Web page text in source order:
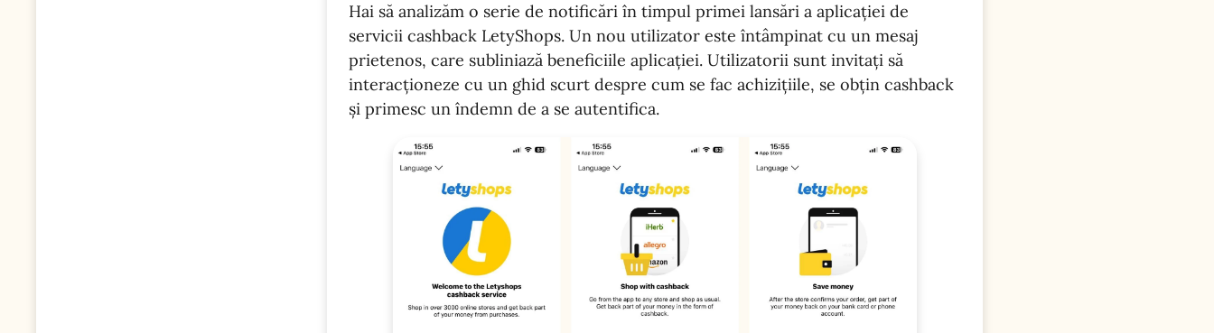
Hai să analizăm o serie de notificări în timpul primei lansări a aplicației de
servicii cashback LetyShops. Un nou utilizator este întâmpinat cu un mesaj
prietenos, care subliniază beneficiile aplicației. Utilizatorii sunt invitați să
interacționeze cu un ghid scurt despre cum se fac achizițiile, se obțin cashback
și primesc un îndemn de a se autentifica.